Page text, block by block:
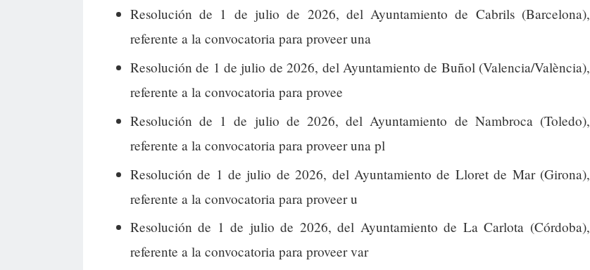
Resolución de 1 de julio de 2026, del Ayuntamiento de Cabrils (Barcelona),
referente a la convocatoria para proveer una
Resolución de 1 de julio de 2026, del Ayuntamiento de Buñol (Valencia/València),
referente a la convocatoria para provee
Resolución de 1 de julio de 2026, del Ayuntamiento de Nambroca (Toledo),
referente a la convocatoria para proveer una pl
Resolución de 1 de julio de 2026, del Ayuntamiento de Lloret de Mar (Girona),
referente a la convocatoria para proveer u
Resolución de 1 de julio de 2026, del Ayuntamiento de La Carlota (Córdoba),
referente a la convocatoria para proveer var